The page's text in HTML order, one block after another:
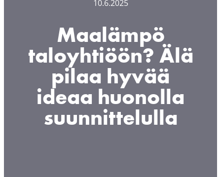
10.6.2025
Maalämpö
taloyhtiöön? Älä
pilaa hyvää
ideaa huonolla
suunnittelulla